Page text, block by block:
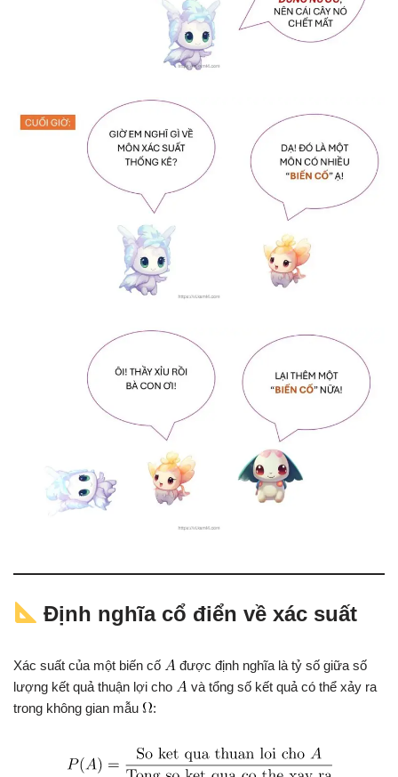
Định nghĩa cổ điển về xác suất
Xác suất của một biến cố
được định nghĩa là tỷ số giữa số
lượng kết quả thuận lợi cho
và tổng số kết quả có thể xảy ra
trong không gian mẫu
: